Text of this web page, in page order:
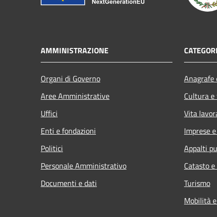
AMMINISTRAZIONE
Organi di Governo
Aree Amministrative
Uffici
Enti e fondazioni
Politici
Personale Amministrativo
Documenti e dati
Cultura
Vita
Imprese
Appalti
Catasto
Turismo
Mobilità